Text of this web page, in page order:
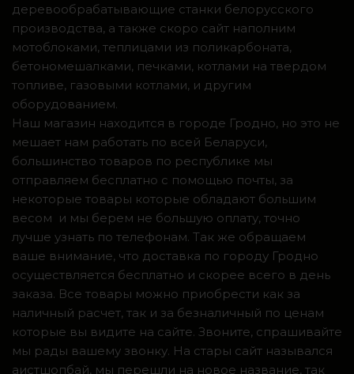
деревообрабатывающие станки белорусского
производства, а также скоро сайт наполним
мотоблоками, теплицами из поликарбоната,
бетономешалками, печками, котлами на твердом
топливе, газовыми котлами, и другим
оборудованием.
Наш магазин находится в городе Гродно, но это не
мешает нам работать по всей Беларуси,
большинство товаров по республике мы
отправляем бесплатно с помощью почты, за
некоторые товары которые обладают большим
весом и мы берем не большую оплату, точно
лучше узнать по телефонам. Так же обращаем
ваше внимание, что доставка по городу Гродно
осуществляется бесплатно и скорее всего в день
заказа. Все товары можно приобрести как за
наличный расчет, так и за безналичный по ценам
которые вы видите на сайте. Звоните, спрашивайте
мы рады вашему звонку. На стары сайт назывался
аистшопбай, мы перешли на новое название, так